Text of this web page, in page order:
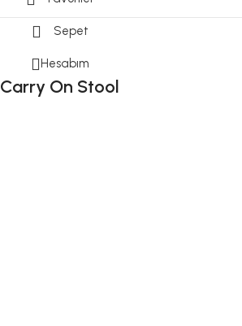
Carry On Stool
Sepet
Hesabım